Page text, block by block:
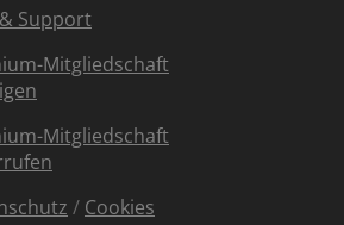
Support
Mitgliedschaft
Mitgliedschaft
/ Cookies